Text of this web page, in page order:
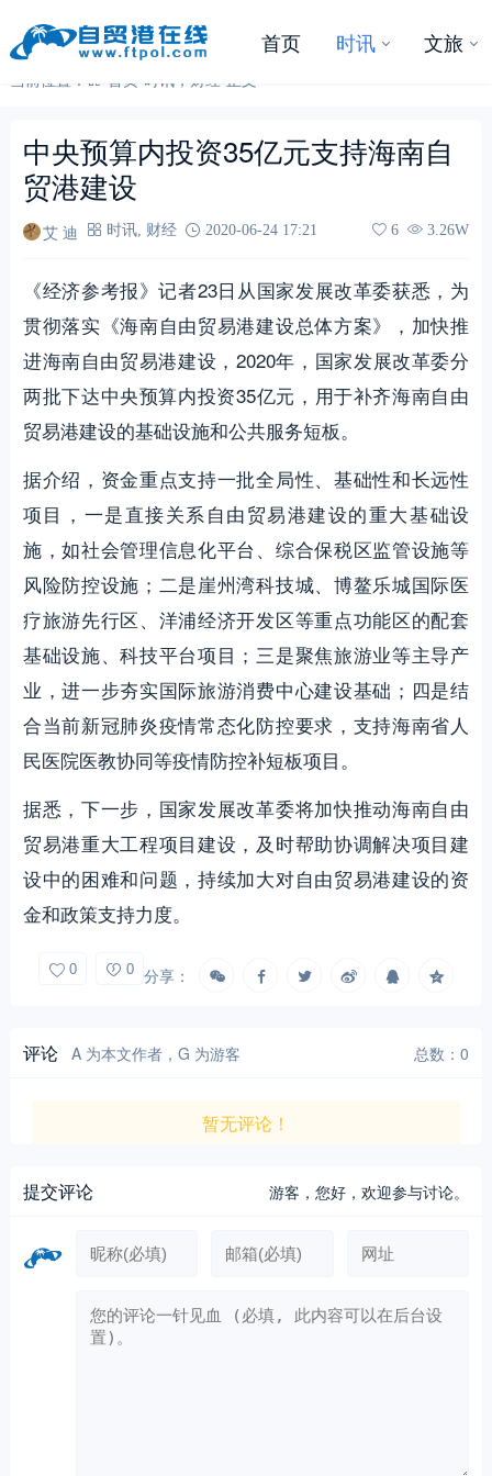
首页 时讯 文旅
当前位置： 首页 时讯， 财经 正文
中央预算内投资35亿元支持海南自
贸港建设
艾 迪 时讯, 财经 2020-06-24 17:21 6 3.26W
《经济参考报》记者23日从国家发展改革委获悉，为
贯彻落实《海南自由贸易港建设总体方案》，加快推
进海南自由贸易港建设，2020年，国家发展改革委分
两批下达中央预算内投资35亿元，用于补齐海南自由
贸易港建设的基础设施和公共服务短板。
据介绍，资金重点支持一批全局性、基础性和长远性
项目，一是直接关系自由贸易港建设的重大基础设
施，如社会管理信息化平台、综合保税区监管设施等
风险防控设施；二是崖州湾科技城、博鳌乐城国际医
疗旅游先行区、洋浦经济开发区等重点功能区的配套
基础设施、科技平台项目；三是聚焦旅游业等主导产
业，进一步夯实国际旅游消费中心建设基础；四是结
合当前新冠肺炎疫情常态化防控要求，支持海南省人
民医院医教协同等疫情防控补短板项目。
据悉，下一步，国家发展改革委将加快推动海南自由
贸易港重大工程项目建设，及时帮助协调解决项目建
设中的困难和问题，持续加大对自由贸易港建设的资
金和政策支持力度。
6 0 分享：
评论 A 为本文作者，G 为游客 总数：0
暂无评论！
提交评论 游客，您好，欢迎参与讨论。